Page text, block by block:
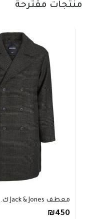
منتجات مقترحة
معطف Jack & Jones ك..
₪450